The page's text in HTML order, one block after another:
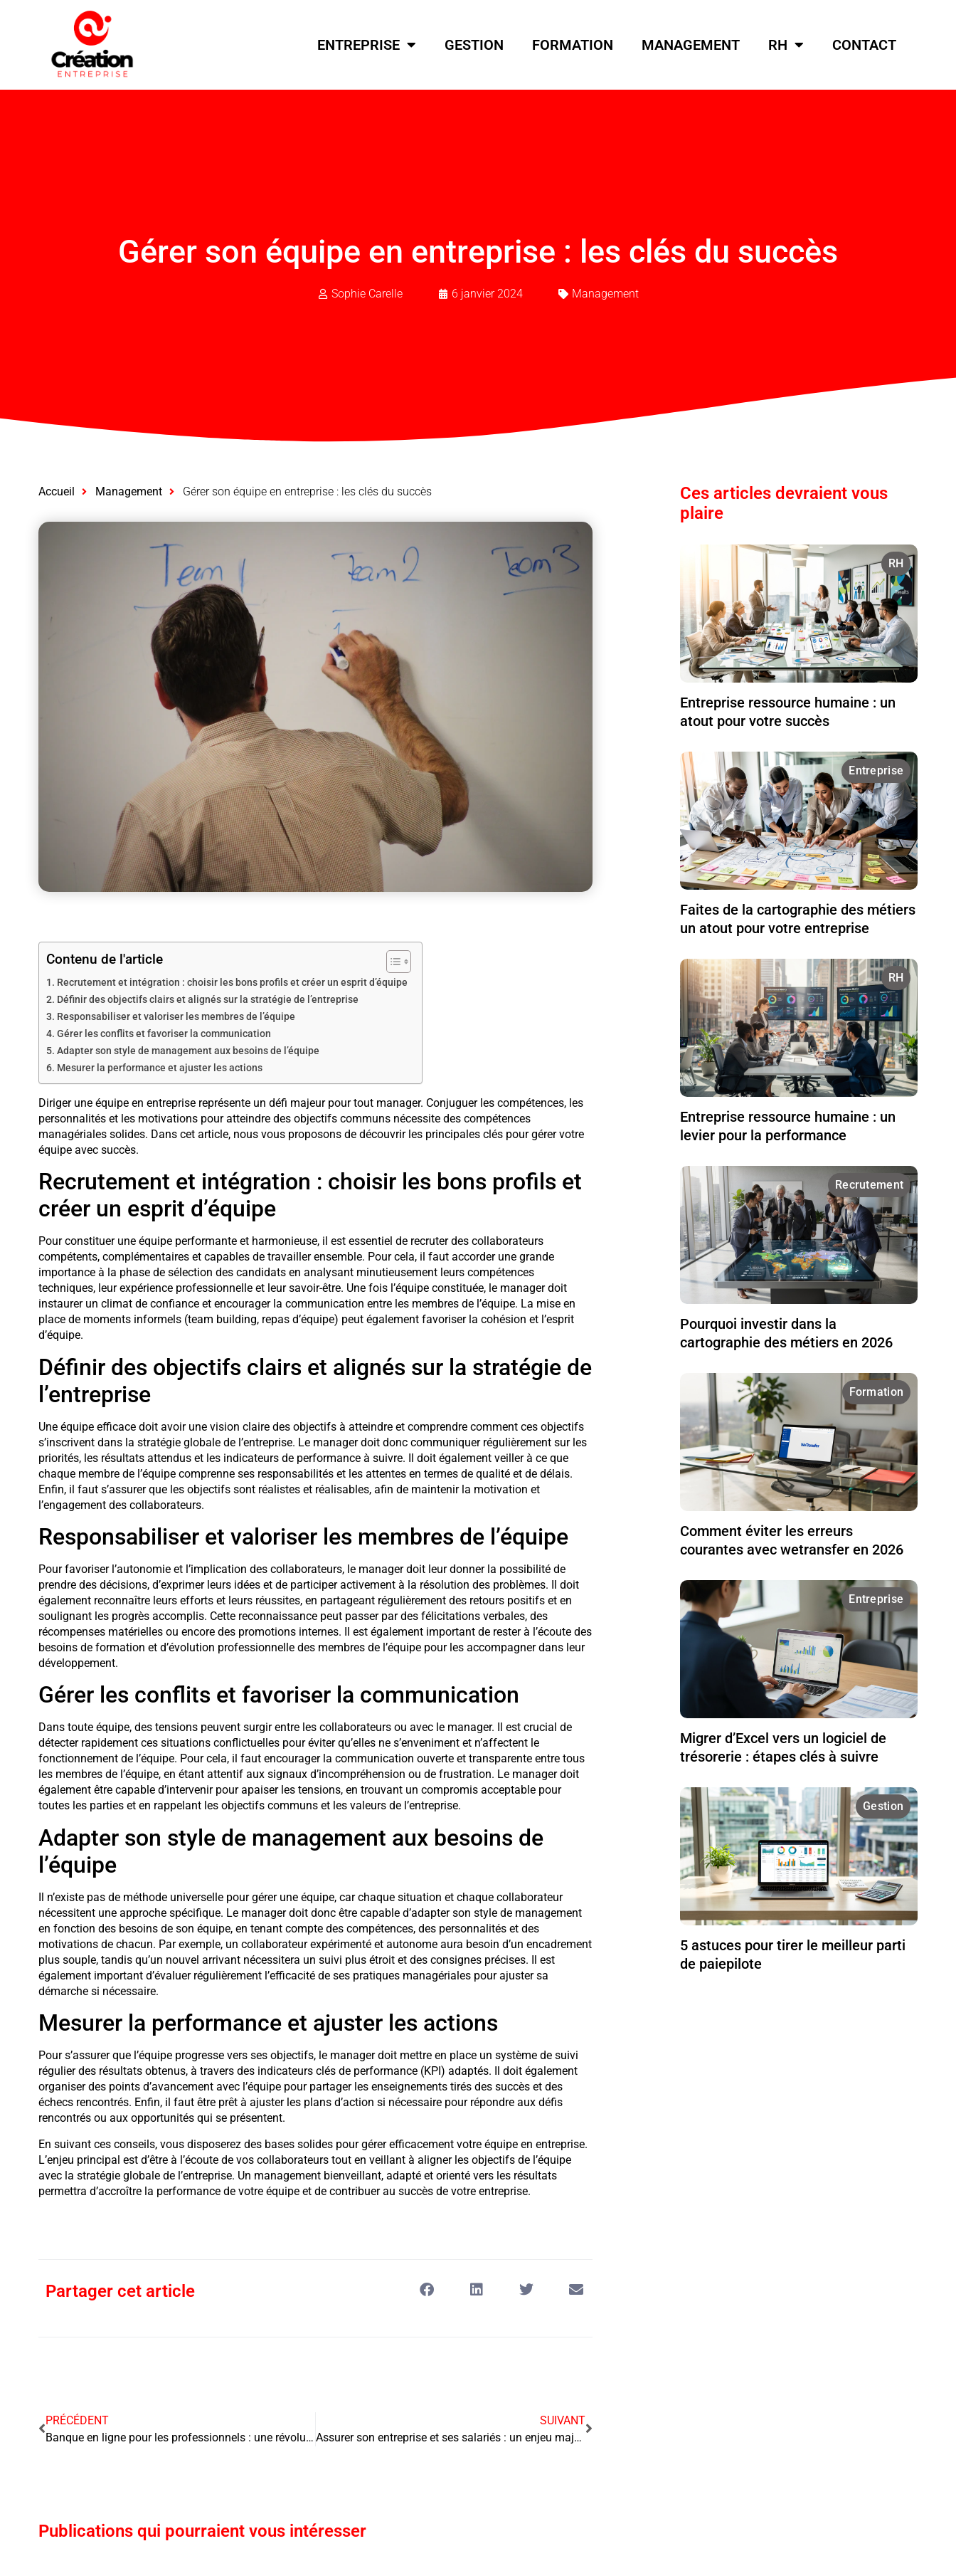
ENTREPRISE GESTION FORMATION MANAGEMENT RH CONTACT
Gérer son équipe en entreprise : les clés du succès
Sophie Carelle 6 janvier 2024 Management
Accueil Management Gérer son équipe en entreprise : les clés du succès
Contenu de l'article
Recrutement et intégration : choisir les bons profils et créer un esprit d’équipe
Définir des objectifs clairs et alignés sur la stratégie de l’entreprise
Responsabiliser et valoriser les membres de l’équipe
Gérer les conflits et favoriser la communication
Adapter son style de management aux besoins de l’équipe
Mesurer la performance et ajuster les actions
Diriger une équipe en entreprise représente un défi majeur pour tout manager. Conjuguer les compétences, les
personnalités et les motivations pour atteindre des objectifs communs nécessite des compétences
managériales solides. Dans cet article, nous vous proposons de découvrir les principales clés pour gérer votre
équipe avec succès.
Recrutement et intégration : choisir les bons profils et
créer un esprit d’équipe
Pour constituer une équipe performante et harmonieuse, il est essentiel de recruter des collaborateurs
compétents, complémentaires et capables de travailler ensemble. Pour cela, il faut accorder une grande
importance à la phase de sélection des candidats en analysant minutieusement leurs compétences
techniques, leur expérience professionnelle et leur savoir-être. Une fois l’équipe constituée, le manager doit
instaurer un climat de confiance et encourager la communication entre les membres de l’équipe. La mise en
place de moments informels (team building, repas d’équipe) peut également favoriser la cohésion et l’esprit
d’équipe.
Définir des objectifs clairs et alignés sur la stratégie de
l’entreprise
Une équipe efficace doit avoir une vision claire des objectifs à atteindre et comprendre comment ces objectifs
s’inscrivent dans la stratégie globale de l’entreprise. Le manager doit donc communiquer régulièrement sur les
priorités, les résultats attendus et les indicateurs de performance à suivre. Il doit également veiller à ce que
chaque membre de l’équipe comprenne ses responsabilités et les attentes en termes de qualité et de délais.
Enfin, il faut s’assurer que les objectifs sont réalistes et réalisables, afin de maintenir la motivation et
l’engagement des collaborateurs.
Responsabiliser et valoriser les membres de l’équipe
Pour favoriser l’autonomie et l’implication des collaborateurs, le manager doit leur donner la possibilité de
prendre des décisions, d’exprimer leurs idées et de participer activement à la résolution des problèmes. Il doit
également reconnaître leurs efforts et leurs réussites, en partageant régulièrement des retours positifs et en
soulignant les progrès accomplis. Cette reconnaissance peut passer par des félicitations verbales, des
récompenses matérielles ou encore des promotions internes. Il est également important de rester à l’écoute des
besoins de formation et d’évolution professionnelle des membres de l’équipe pour les accompagner dans leur
développement.
Gérer les conflits et favoriser la communication
Dans toute équipe, des tensions peuvent surgir entre les collaborateurs ou avec le manager. Il est crucial de
détecter rapidement ces situations conflictuelles pour éviter qu’elles ne s’enveniment et n’affectent le
fonctionnement de l’équipe. Pour cela, il faut encourager la communication ouverte et transparente entre tous
les membres de l’équipe, en étant attentif aux signaux d’incompréhension ou de frustration. Le manager doit
également être capable d’intervenir pour apaiser les tensions, en trouvant un compromis acceptable pour
toutes les parties et en rappelant les objectifs communs et les valeurs de l’entreprise.
Adapter son style de management aux besoins de
l’équipe
Il n’existe pas de méthode universelle pour gérer une équipe, car chaque situation et chaque collaborateur
nécessitent une approche spécifique. Le manager doit donc être capable d’adapter son style de management
en fonction des besoins de son équipe, en tenant compte des compétences, des personnalités et des
motivations de chacun. Par exemple, un collaborateur expérimenté et autonome aura besoin d’un encadrement
plus souple, tandis qu’un nouvel arrivant nécessitera un suivi plus étroit et des consignes précises. Il est
également important d’évaluer régulièrement l’efficacité de ses pratiques managériales pour ajuster sa
démarche si nécessaire.
Mesurer la performance et ajuster les actions
Pour s’assurer que l’équipe progresse vers ses objectifs, le manager doit mettre en place un système de suivi
régulier des résultats obtenus, à travers des indicateurs clés de performance (KPI) adaptés. Il doit également
organiser des points d’avancement avec l’équipe pour partager les enseignements tirés des succès et des
échecs rencontrés. Enfin, il faut être prêt à ajuster les plans d’action si nécessaire pour répondre aux défis
rencontrés ou aux opportunités qui se présentent.
En suivant ces conseils, vous disposerez des bases solides pour gérer efficacement votre équipe en entreprise.
L’enjeu principal est d’être à l’écoute de vos collaborateurs tout en veillant à aligner les objectifs de l’équipe
avec la stratégie globale de l’entreprise. Un management bienveillant, adapté et orienté vers les résultats
permettra d’accroître la performance de votre équipe et de contribuer au succès de votre entreprise.
Partager cet article
PRÉCÉDENT
Banque en ligne pour les professionnels : une révolution à portée de main
SUIVANT
Assurer son entreprise et ses salariés : un enjeu majeur pour la pérennité des activités
Publications qui pourraient vous intéresser
Ces articles devraient vous
plaire
RH
Entreprise ressource humaine : un
atout pour votre succès
Entreprise
Faites de la cartographie des métiers
un atout pour votre entreprise
RH
Entreprise ressource humaine : un
levier pour la performance
Recrutement
Pourquoi investir dans la
cartographie des métiers en 2026
Formation
Comment éviter les erreurs
courantes avec wetransfer en 2026
Entreprise
Migrer d’Excel vers un logiciel de
trésorerie : étapes clés à suivre
Gestion
5 astuces pour tirer le meilleur parti
de paiepilote